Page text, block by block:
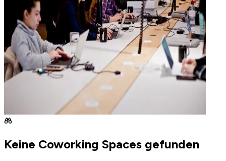
Keine Coworking Spaces gefunden